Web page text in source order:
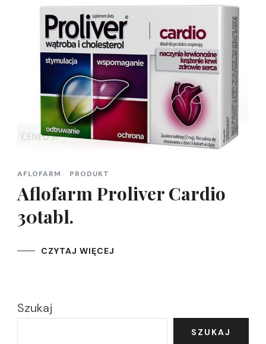
AFLOFARM PRODUKT
Aflofarm Proliver Cardio
30tabl.
CZYTAJ WIĘCEJ
Szukaj
SZUKAJ